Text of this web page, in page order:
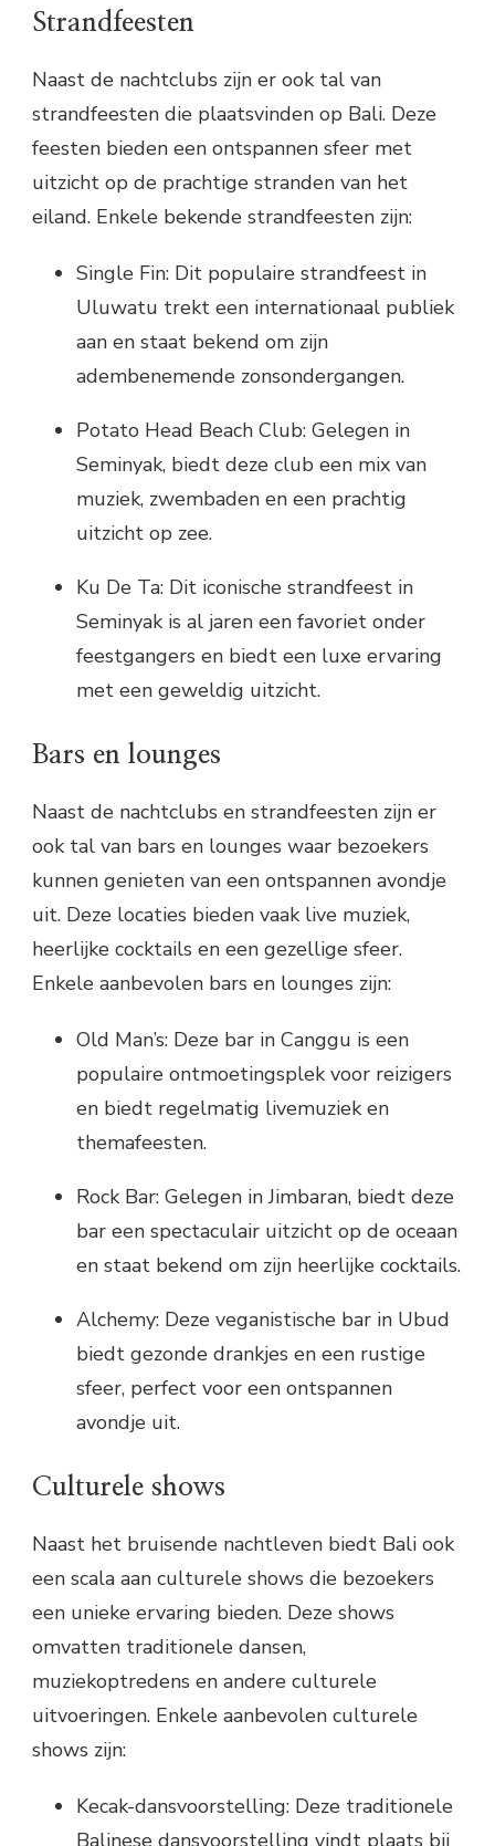
Strandfeesten
Naast de nachtclubs zijn er ook tal van
strandfeesten die plaatsvinden op Bali. Deze
feesten bieden een ontspannen sfeer met
uitzicht op de prachtige stranden van het
eiland. Enkele bekende strandfeesten zijn:
Single Fin: Dit populaire strandfeest in
Uluwatu trekt een internationaal publiek
aan en staat bekend om zijn
adembenemende zonsondergangen.
Potato Head Beach Club: Gelegen in
Seminyak, biedt deze club een mix van
muziek, zwembaden en een prachtig
uitzicht op zee.
Ku De Ta: Dit iconische strandfeest in
Seminyak is al jaren een favoriet onder
feestgangers en biedt een luxe ervaring
met een geweldig uitzicht.
Bars en lounges
Naast de nachtclubs en strandfeesten zijn er
ook tal van bars en lounges waar bezoekers
kunnen genieten van een ontspannen avondje
uit. Deze locaties bieden vaak live muziek,
heerlijke cocktails en een gezellige sfeer.
Enkele aanbevolen bars en lounges zijn:
Old Man’s: Deze bar in Canggu is een
populaire ontmoetingsplek voor reizigers
en biedt regelmatig livemuziek en
themafeesten.
Rock Bar: Gelegen in Jimbaran, biedt deze
bar een spectaculair uitzicht op de oceaan
en staat bekend om zijn heerlijke cocktails.
Alchemy: Deze veganistische bar in Ubud
biedt gezonde drankjes en een rustige
sfeer, perfect voor een ontspannen
avondje uit.
Culturele shows
Naast het bruisende nachtleven biedt Bali ook
een scala aan culturele shows die bezoekers
een unieke ervaring bieden. Deze shows
omvatten traditionele dansen,
muziekoptredens en andere culturele
uitvoeringen. Enkele aanbevolen culturele
shows zijn:
Kecak-dansvoorstelling: Deze traditionele
Balinese dansvoorstelling vindt plaats bij